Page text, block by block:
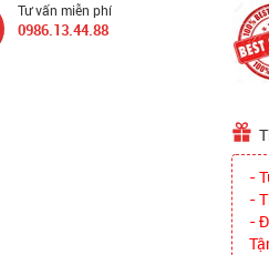
Tư vấn miễn phí
0986.13.44.88
-
-
-